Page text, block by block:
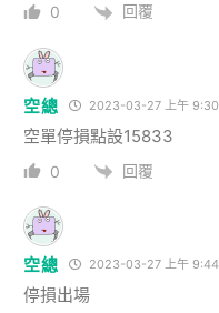
0 回覆
空總 2023-03-27 上午 9:30
空單停損點設15833
0 回覆
空總 2023-03-27 上午 9:44
停損出場